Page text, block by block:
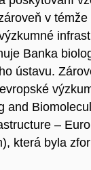
v
Banka
ústavu.
and
–
která byla